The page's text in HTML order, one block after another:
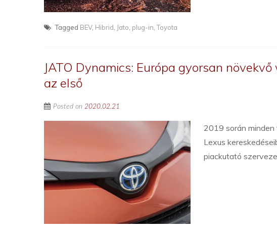
Tagged BEV, Hibrid, Jato, plug-in,Toyota
JATO Dynamics: Európa gyorsan
az első
Posted on 2020.02.21
2019 során
Lexus
piackutató